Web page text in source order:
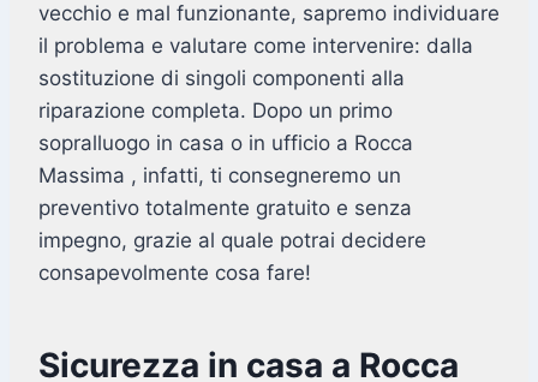
vecchio e mal funzionante, sapremo individuare
il problema e valutare come intervenire: dalla
sostituzione di singoli componenti alla
riparazione completa. Dopo un primo
sopralluogo in casa o in ufficio a Rocca
Massima , infatti, ti consegneremo un
preventivo totalmente gratuito e senza
impegno, grazie al quale potrai decidere
consapevolmente cosa fare!
Sicurezza in casa a Rocca